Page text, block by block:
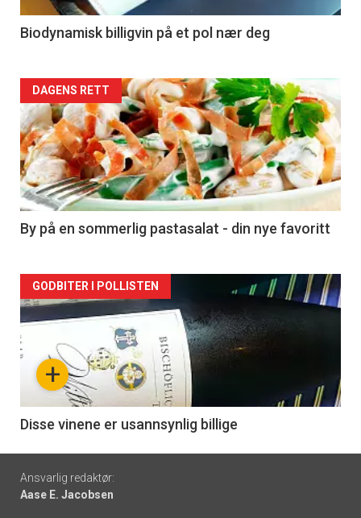
4
Biodynamisk billigvin på et pol nær deg
Forsiden
akkurat
nå
-
5
DAGENS RETT
By på en sommerlig pastasalat - din nye favoritt
Forsiden
akkurat
nå
6
+
GODBITER I POLLISTEN
Disse vinene er usannsynlig billige
Footer
-
Ansvarlig redaktør:
Aase E. Jacobsen